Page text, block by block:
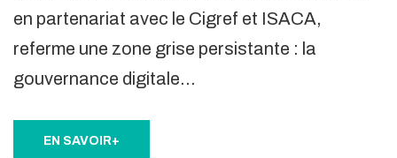
en partenariat avec le Cigref et ISACA,
referme une zone grise persistante : la
gouvernance digitale…
EN SAVOIR+